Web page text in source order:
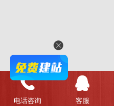
电话咨询 客服